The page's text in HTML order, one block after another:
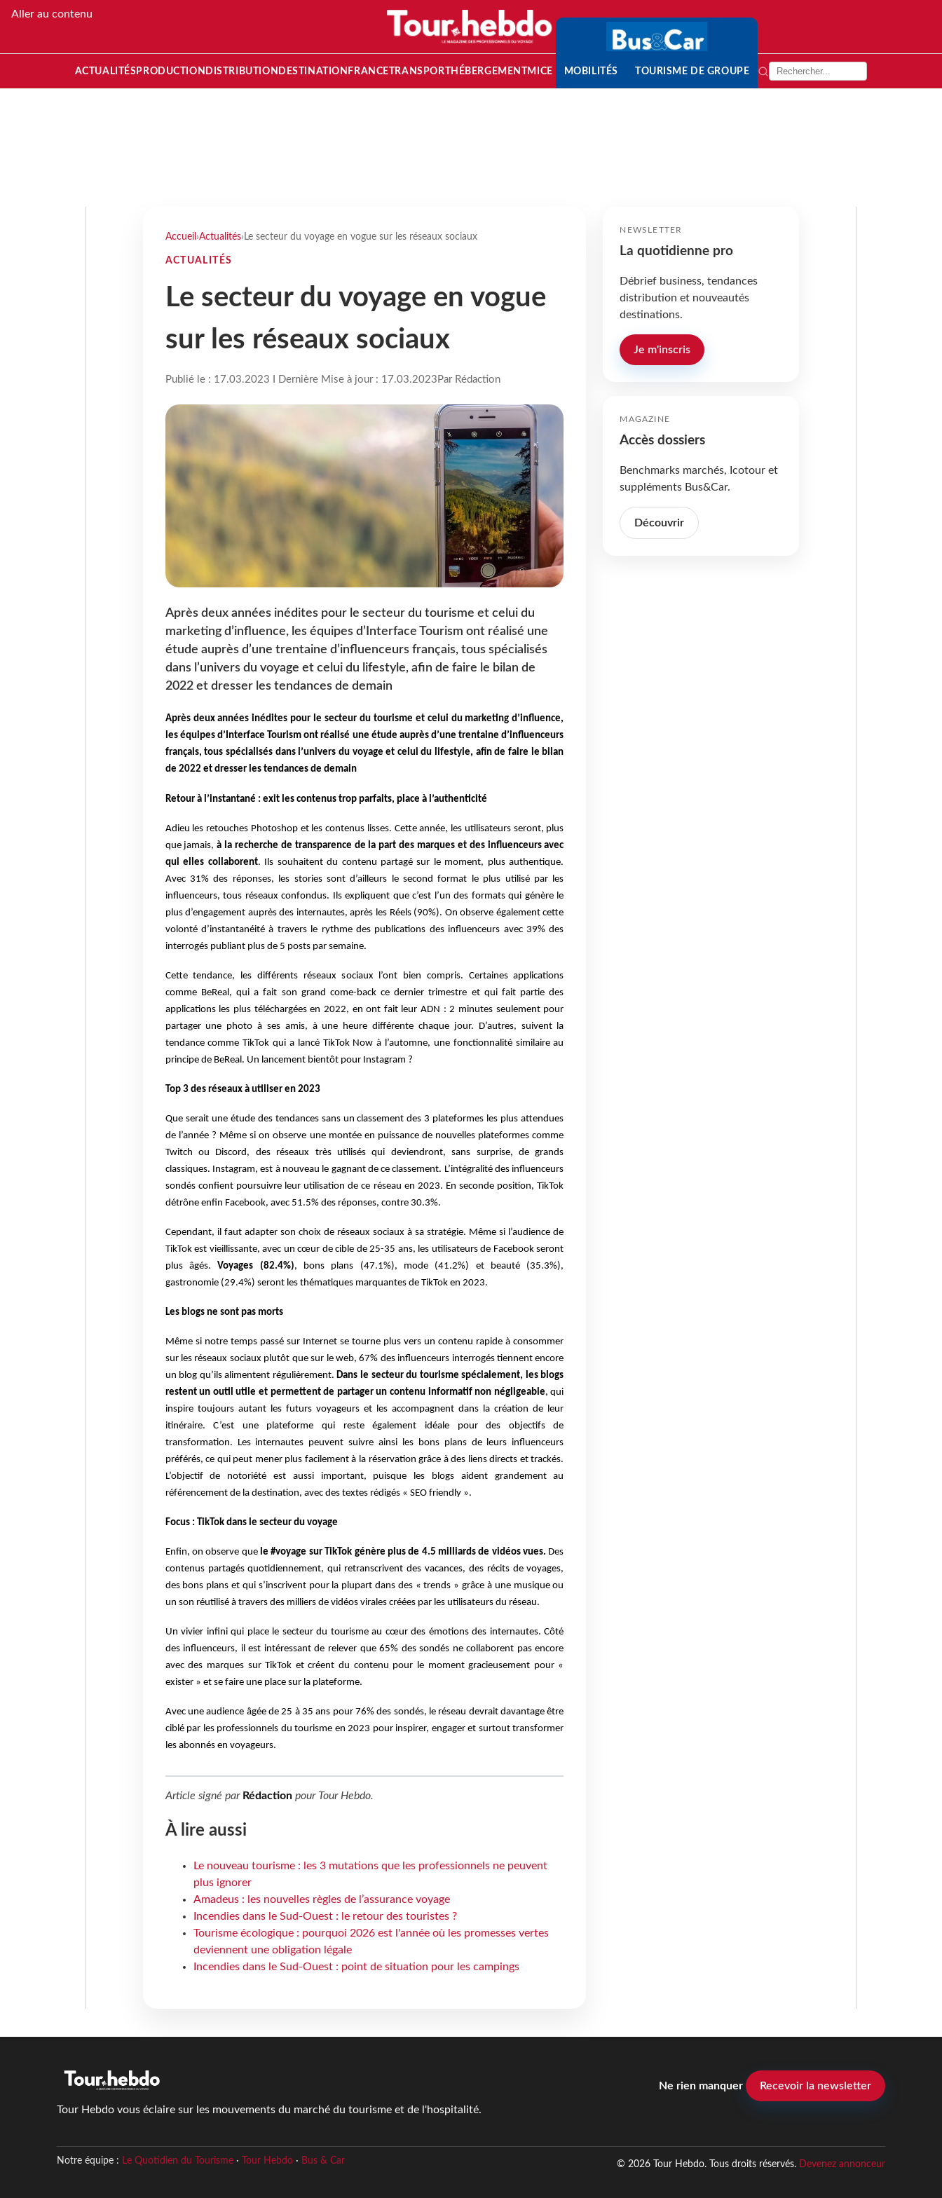
Aller au contenu
ACTUALITÉS PRODUCTION DISTRIBUTION DESTINATION FRANCETRANSPORT HÉBERGEMENTMICE MOBILITÉS TOURISME DE GROUPE
Accueil ›Actualités› Le secteur du voyage en vogue sur les réseaux sociaux
ACTUALITÉS
Le secteur du voyage en vogue
sur les réseaux sociaux
Publié le : 17.03.2023 I Dernière Mise à jour : 17.03.2023 Par Rédaction
Après deux années inédites pour le secteur du tourisme et celui du
marketing d’influence, les équipes d’Interface Tourism ont réalisé une
étude auprès d’une trentaine d’influenceurs français, tous spécialisés
dans l’univers du voyage et celui du lifestyle, afin de faire le bilan de
2022 et dresser les tendances de demain
Après deux années inédites pour le secteur du tourisme et celui du marketing d’influence,
les équipes d’Interface Tourism ont réalisé une étude auprès d’une trentaine d’influenceurs
français, tous spécialisés dans l’univers du voyage et celui du lifestyle, afin de faire le bilan
de 2022 et dresser les tendances de demain
Retour à l’instantané : exit les contenus trop parfaits, place à l’authenticité
Adieu les retouches Photoshop et les contenus lisses. Cette année, les utilisateurs seront, plus
que jamais,à la recherche de transparence de la part des marques et des influenceurs avec
qui elles collaborent. Ils souhaitent du contenu partagé sur le moment, plus authentique.
Avec 31% des réponses, les stories sont d’ailleurs le second format le plus utilisé par les
influenceurs, tous réseaux confondus. Ils expliquent que c’est l’un des formats qui génère le
plus d’engagement auprès des internautes, après les Réels (90%). On observe également cette
volonté d’instantanéité à travers le rythme des publications des influenceurs avec 39% des
interrogés publiant plus de 5 posts par semaine.
Cette tendance, les différents réseaux sociaux l’ont bien compris. Certaines applications
comme BeReal, qui a fait son grand come-back ce dernier trimestre et qui fait partie des
applications les plus téléchargées en 2022, en ont fait leur ADN : 2 minutes seulement pour
partager une photo à ses amis, à une heure différente chaque jour. D’autres, suivent la
tendance comme TikTok qui a lancé TikTok Now à l’automne, une fonctionnalité similaire au
principe de BeReal. Un lancement bientôt pour Instagram ?
Top 3 des réseaux à utiliser en 2023
Que serait une étude des tendances sans un classement des 3 plateformes les plus attendues
de l’année ? Même si on observe une montée en puissance de nouvelles plateformes comme
Twitch ou Discord, des réseaux très utilisés qui deviendront, sans surprise, de grands
classiques. Instagram, est à nouveau le gagnant de ce classement. L’intégralité des influenceurs
sondés confient poursuivre leur utilisation de ce réseau en 2023. En seconde position, TikTok
détrône enfin Facebook, avec 51.5% des réponses, contre 30.3%.
Cependant, il faut adapter son choix de réseaux sociaux à sa stratégie. Même si l’audience de
TikTok est vieillissante, avec un cœur de cible de 25-35 ans, les utilisateurs de Facebook seront
plus âgés. Voyages (82.4%), bons plans (47.1%), mode (41.2%) et beauté (35.3%),
gastronomie (29.4%) seront les thématiques marquantes de TikTok en 2023.
Les blogs ne sont pas morts
Même si notre temps passé sur Internet se tourne plus vers un contenu rapide à consommer
sur les réseaux sociaux plutôt que sur le web, 67% des influenceurs interrogés tiennent encore
un blog qu’ils alimentent régulièrement.Dans le secteur du tourisme spécialement, les blogs
restent un outil utile et permettent de partager un contenu informatif non négligeable, qui
inspire toujours autant les futurs voyageurs et les accompagnent dans la création de leur
itinéraire. C’est une plateforme qui reste également idéale pour des objectifs de
transformation. Les internautes peuvent suivre ainsi les bons plans de leurs influenceurs
préférés, ce qui peut mener plus facilement à la réservation grâce à des liens directs et trackés.
L’objectif de notoriété est aussi important, puisque les blogs aident grandement au
référencement de la destination, avec des textes rédigés « SEO friendly ».
Focus : TikTok dans le secteur du voyage
Enfin, on observe que le #voyage sur TikTok génère plus de 4.5 milliards de vidéos vues. Des
contenus partagés quotidiennement, qui retranscrivent des vacances, des récits de voyages,
des bons plans et qui s’inscrivent pour la plupart dans des « trends » grâce à une musique ou
un son réutilisé à travers des milliers de vidéos virales créées par les utilisateurs du réseau.
Un vivier infini qui place le secteur du tourisme au cœur des émotions des internautes. Côté
des influenceurs, il est intéressant de relever que 65% des sondés ne collaborent pas encore
avec des marques sur TikTok et créent du contenu pour le moment gracieusement pour «
exister » et se faire une place sur la plateforme.
Avec une audience âgée de 25 à 35 ans pour 76% des sondés, le réseau devrait davantage être
ciblé par les professionnels du tourisme en 2023 pour inspirer, engager et surtout transformer
les abonnés en voyageurs.
Article signé par Rédactionpour Tour Hebdo.
À lire aussi
Le nouveau tourisme : les 3 mutations que les professionnels ne peuvent
plus ignorer
Amadeus : les nouvelles règles de l’assurance voyage
Incendies dans le Sud-Ouest : le retour des touristes ?
Tourisme écologique : pourquoi 2026 est l'année où les promesses vertes
deviennent une obligation légale
Incendies dans le Sud-Ouest : point de situation pour les campings
NEWSLETTER
La quotidienne pro
Débrief business, tendances
distribution et nouveautés
destinations.
Je m'inscris
MAGAZINE
Accès dossiers
Benchmarks marchés, Icotour et
suppléments Bus&Car.
Découvrir
Tour Hebdo vous éclaire sur les mouvements du marché du tourisme et de l'hospitalité.
Ne rien manquer Recevoir la newsletter
Notre équipe : Le Quotidien du Tourisme· Tour Hebdo· Bus & Car © 2026 Tour Hebdo. Tous droits réservés. Devenez annonceur